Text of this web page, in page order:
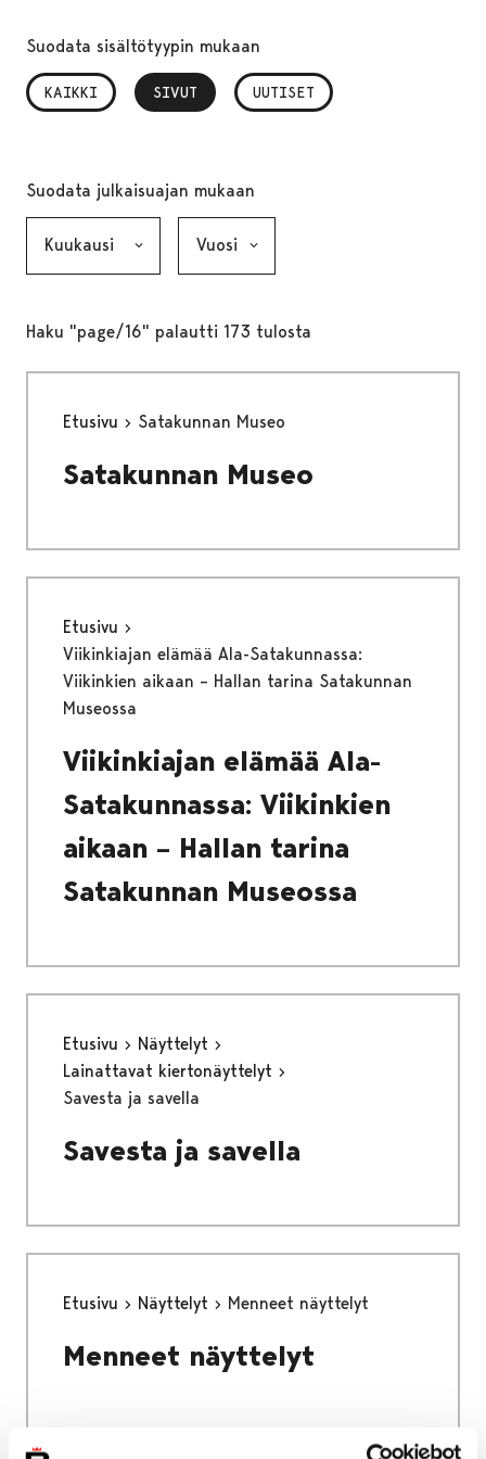
Suodata sisältötyypin mukaan
KAIKKI SIVUT
, VALITTU UUTISET
Suodata julkaisuajan mukaan
Haku "page/16" palautti 173 tulosta
Etusivu Satakunnan Museo
Satakunnan Museo
Etusivu
Viikinkiajan elämää Ala-Satakunnassa:
Viikinkien aikaan – Hallan tarina Satakunnan
Museossa
Viikinkiajan elämää Ala-
Satakunnassa: Viikinkien
aikaan – Hallan tarina
Satakunnan Museossa
Etusivu
Näyttelyt
Lainattavat kiertonäyttelyt
Savesta ja savella
Savesta ja savella
Etusivu Näyttelyt Menneet näyttelyt
Menneet näyttelyt